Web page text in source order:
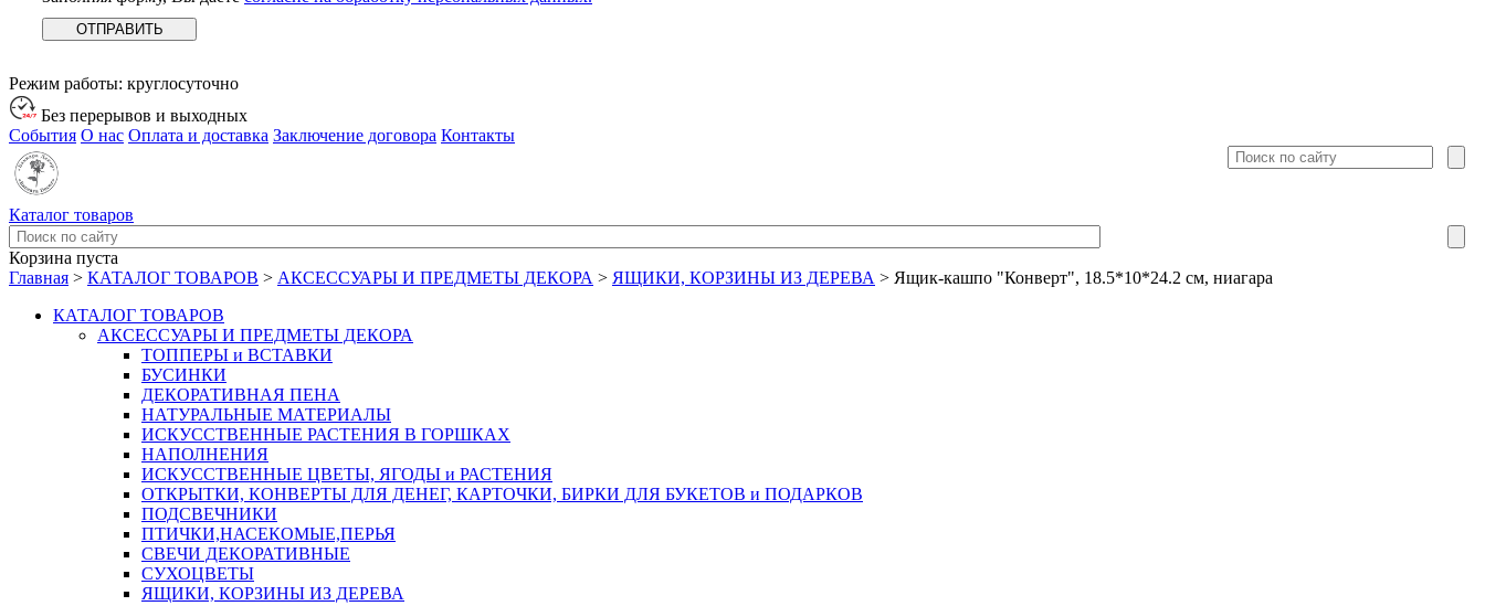
Режим работы: круглосуточно
Без перерывов и выходных
События О нас Оплата и доставка Заключение договора Контакты
Каталог товаров
Корзина пуста
Главная > КАТАЛОГ ТОВАРОВ > АКСЕССУАРЫ И ПРЕДМЕТЫ ДЕКОРА > ЯЩИКИ, КОРЗИНЫ ИЗ ДЕРЕВА > Ящик-кашпо "Конверт", 18.5*10*24.2 см, ниагара
КАТАЛОГ ТОВАРОВ
АКСЕССУАРЫ И ПРЕДМЕТЫ ДЕКОРА
ТОППЕРЫ и ВСТАВКИ
БУСИНКИ
ДЕКОРАТИВНАЯ ПЕНА
НАТУРАЛЬНЫЕ МАТЕРИАЛЫ
ИСКУССТВЕННЫЕ РАСТЕНИЯ В ГОРШКАХ
НАПОЛНЕНИЯ
ИСКУССТВЕННЫЕ ЦВЕТЫ, ЯГОДЫ и РАСТЕНИЯ
ОТКРЫТКИ, КОНВЕРТЫ ДЛЯ ДЕНЕГ, КАРТОЧКИ, БИРКИ ДЛЯ БУКЕТОВ и ПОДАРКОВ
ПОДСВЕЧНИКИ
ПТИЧКИ,НАСЕКОМЫЕ,ПЕРЬЯ
СВЕЧИ ДЕКОРАТИВНЫЕ
СУХОЦВЕТЫ
ЯЩИКИ, КОРЗИНЫ ИЗ ДЕРЕВА